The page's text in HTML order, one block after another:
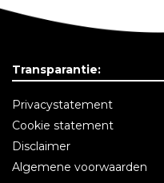
Transparantie:
Privacystatement
Cookie statement
Disclaimer
Algemene voorwaarden